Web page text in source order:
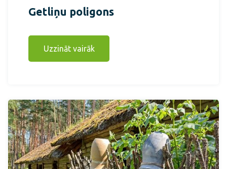
Getliņu poligons
Uzzināt vairāk